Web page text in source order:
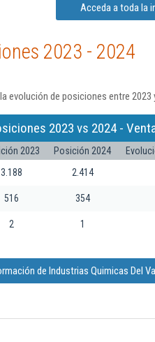
Acceda a toda la
2023 - 2024
evolución de posiciones entre 2023
2023 vs 2024 -
2023 Posición 2024
3.188 2.414
516 354
2 1
de Industrias Quimicas Del